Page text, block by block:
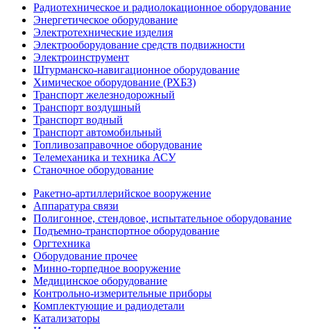
Радиотехническое и радиолокационное оборудование
Энергетическое оборудование
Электротехнические изделия
Электрооборудование средств подвижности
Электроинструмент
Штурманско-навигационное оборудование
Химическое оборудование (РХБЗ)
Транспорт железнодорожный
Транспорт воздушный
Транспорт водный
Транспорт автомобильный
Топливозаправочное оборудование
Телемеханика и техника АСУ
Станочное оборудование
Ракетно-артиллерийское вооружение
Аппаратура связи
Полигонное, стендовое, испытательное оборудование
Подъемно-транспортное оборудование
Оргтехника
Оборудование прочее
Минно-торпедное вооружение
Медицинское оборудование
Контрольно-измерительные приборы
Комплектующие и радиодетали
Катализаторы